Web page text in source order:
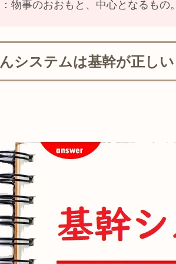
物事のおおもと、中心となるもの
システムは基幹が正しい